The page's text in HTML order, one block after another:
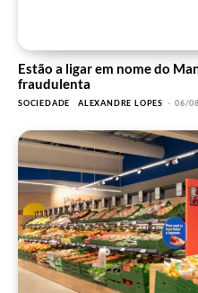
Estão a ligar em nome do
fraudulenta
SOCIEDADE ALEXANDRE LOPES - 06/